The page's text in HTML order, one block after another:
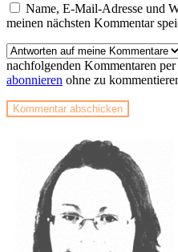
Name, E-Mail-Adresse und
meinen nächsten Kommentar
nachfolgenden Kommentaren
abonnieren ohne zu